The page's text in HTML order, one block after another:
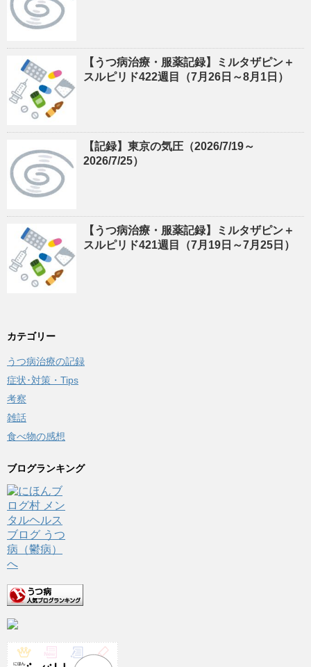
【うつ病治療・服薬記録】ミルタザピン＋
スルピリド422週目（7月26日～8月1日）
【記録】東京の気圧（2026/7/19～
2026/7/25）
【うつ病治療・服薬記録】ミルタザピン＋
スルピリド421週目（7月19日～7月25日）
カテゴリー
うつ病治療の記録
症状･対策・Tips
考察
雑話
食べ物の感想
ブログランキング